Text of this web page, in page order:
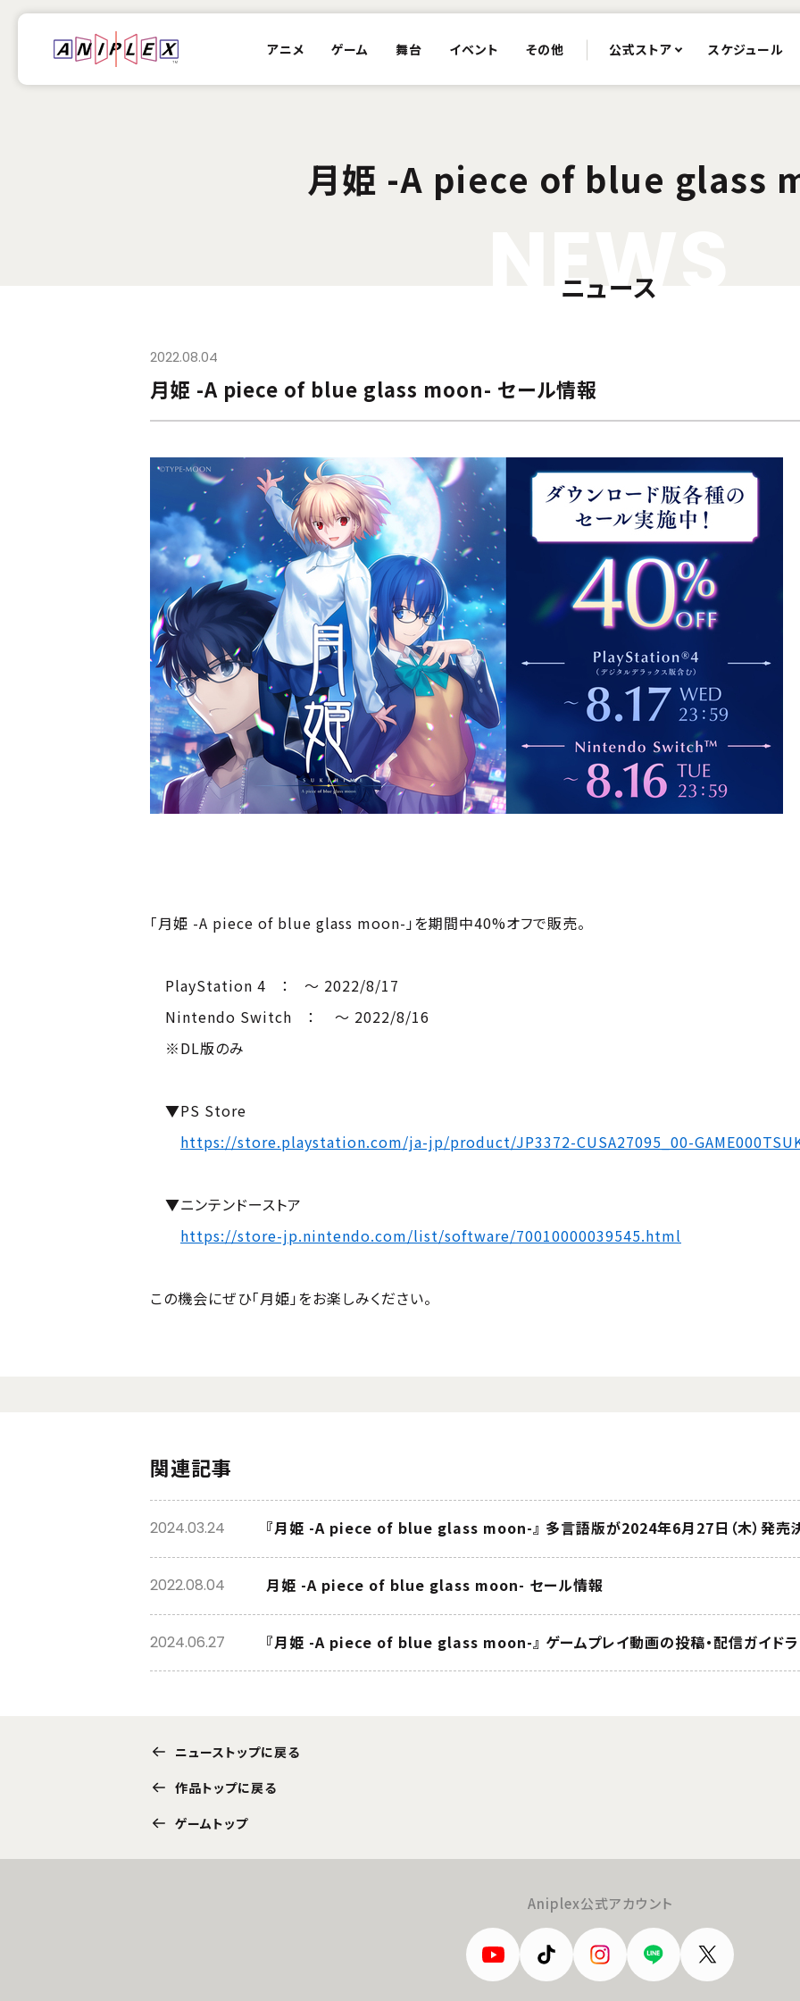
アニメ ゲーム 舞台 イベント その他 公式ストア スケジュール
月姫 -A piece of blue glass
EW
ニュース
2022.08.04
月姫 -A piece of blue glass moon- セール情報
「月姫 -A piece of blue glass moon-」を期間中40%オフで販売。
PlayStation 4 ： ～ 2022/8/17
Nintendo Switch ： ～ 2022/8/16
※DL版のみ
▼PS Store
https://store.playstation.com/ja-jp/product/JP3372-CUSA27095_00-
▼ニンテンドーストア
https://store-jp.nintendo.com/list/software/70010000039545.html
この機会にぜひ「月姫」をお楽しみください。
関連記事
『月姫 -A piece of blue glass moon-』 多言語版が2024年6月27日（木）発売
2024.03.24
月姫 -A piece of blue glass moon- セール情報
2022.08.04
『月姫 -A piece of blue glass moon-』 ゲームプレイ動画の投稿・配信ガイド
2024.06.27
ニューストップに戻る
作品トップに戻る
ゲームトップ
Aniplex公式アカウント